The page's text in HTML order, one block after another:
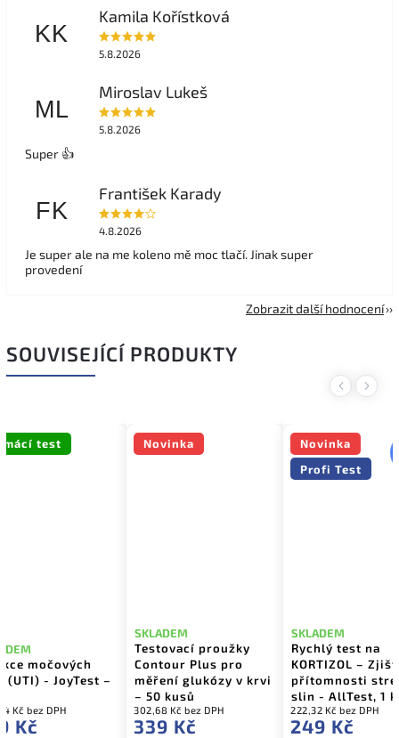
KK
Kamila Kořístková
5.8.2026
ML
Miroslav Lukeš
5.8.2026
Super 👍
FK
František Karady
4.8.2026
Je super ale na me koleno mě moc tlačí. Jinak super
provedení
Zobrazit další hodnocení
SOUVISEJÍCÍ PRODUKTY
Previous
test
močových
(UTI) - JoyTest –
Kč bez DPH
Kč
Novinka
Testovací proužky
Contour Plus pro
měření glukózy v krvi
– 50 kusů
SKLADEM
302,68 Kč bez DPH
339 Kč
Novinka
Profi Test
Rychlý test na
KORTIZOL –
přítomnosti
slin - AllTest, 1
SKLADEM
222,32 Kč bez DPH
249 Kč
Next